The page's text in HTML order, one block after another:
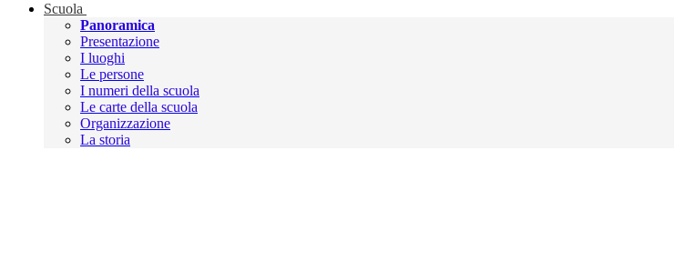
Scuola
Panoramica
Presentazione
I luoghi
Le persone
I numeri della scuola
Le carte della scuola
Organizzazione
La storia